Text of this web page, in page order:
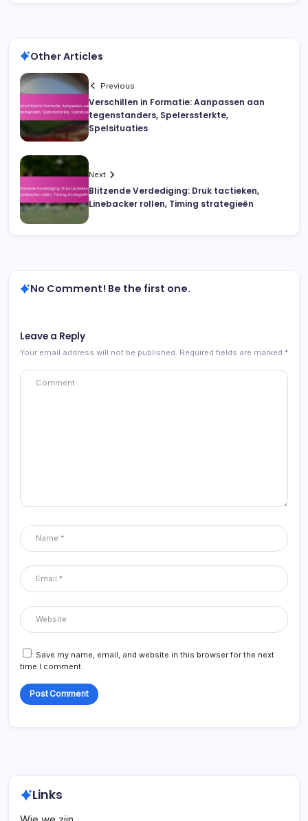
Other Articles
Previous
Verschillen in Formatie: Aanpassen aan
tegenstanders, Spelerssterkte,
Spelsituaties
Next
Blitzende Verdediging: Druk tactieken,
Linebacker rollen, Timing strategieën
No Comment! Be the first one.
Leave a Reply
Your email address will not be published. Required fields are marked *
Save my name, email, and website in this browser for the next
time I comment.
Links